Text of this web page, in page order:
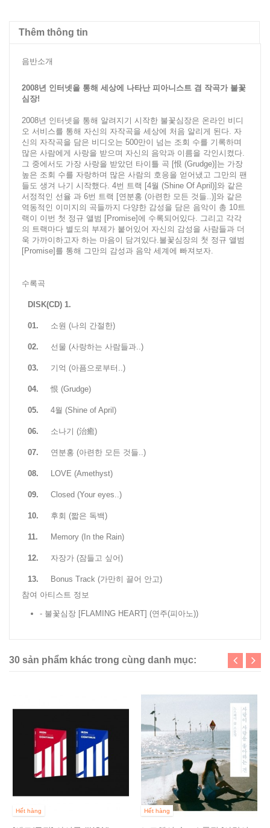
Thêm thông tin
음반소개
2008년 인터넷을 통해 세상에 나타난 피아니스트 겸 작곡가 불꽃
심장!
2008년 인터넷을 통해 알려지기 시작한 불꽃심장은 온라인 비디
오 서비스를 통해 자신의 자작곡을 세상에 처음 알리게 된다. 자
신의 자작곡을 담은 비디오는 500만이 넘는 조회 수를 기록하며
많은 사람에게 사랑을 받으며 자신의 음악과 이름을 각인시켰다.
그 중에서도 가장 사랑을 받았던 타이틀 곡 [恨 (Grudge)]는 가장
높은 조회 수를 자랑하며 많은 사람의 호응을 얻어냈고 그만의 팬
들도 생겨 나기 시작했다. 4번 트랙 [4월 (Shine Of April)]와 같은
서정적인 선율 과 6번 트랙 [연분홍 (아련한 모든 것들..)]와 같은
역동적인 이미지의 곡들까지 다양한 감성을 담은 음악이 총 10트
랙이 이번 첫 정규 앨범 [Promise]에 수록되어있다. 그리고 각각
의 트랙마다 별도의 부제가 붙어있어 자신의 감성을 사람들과 더
욱 가까이하고자 하는 마음이 담겨있다.불꽃심장의 첫 정규 앨범
[Promise]를 통해 그만의 감성과 음악 세계에 빠져보자.
수록곡
DISK(CD) 1.
01. 소원 (나의 간절한)
02. 선물 (사랑하는 사람들과..)
03. 기억 (아픔으로부터..)
04. 恨 (Grudge)
05. 4월 (Shine of April)
06. 소나기 (治癒)
07. 연분홍 (아련한 모든 것들..)
08. LOVE (Amethyst)
09. Closed (Your eyes..)
10. 후회 (짧은 독백)
11. Memory (In the Rain)
12. 자장가 (잠들고 싶어)
13.
Bonus Track (가만히 끌어 안고)
참여 아티스트 정보
- 불꽃심장 [FLAMING HEART] (연주(피아노))
30 sản phẩm khác trong cùng danh mục:
Hết hàng Hết hàng